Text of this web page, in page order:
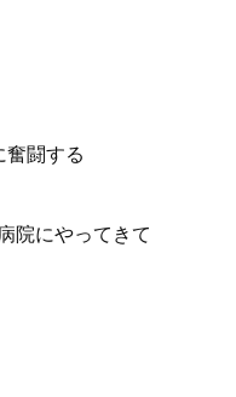
奮闘する
院にやってきて